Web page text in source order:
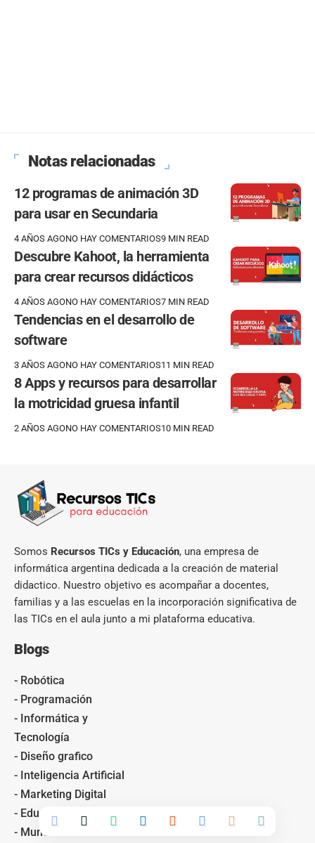
Notas relacionadas
12 programas de animación 3D
para usar en Secundaria
4 AÑOS AGONO HAY COMENTARIOS9 MIN READ
Descubre Kahoot, la herramienta
para crear recursos didácticos
4 AÑOS AGONO HAY COMENTARIOS7 MIN READ
Tendencias en el desarrollo de
software
3 AÑOS AGONO HAY COMENTARIOS11 MIN READ
8 Apps y recursos para desarrollar
la motricidad gruesa infantil
2 AÑOS AGONO HAY COMENTARIOS10 MIN READ
Somos Recursos TICs y Educación, una empresa de
informática argentina dedicada a la creación de material
didactico. Nuestro objetivo es acompañar a docentes,
familias y a las escuelas en la incorporación significativa de
las TICs en el aula junto a mi plataforma educativa.
Blogs
- Robótica
- Programación
- Informática y
Tecnología
- Diseño grafico
- Inteligencia Artificial
- Marketing Digital
- Educación
- Mundo Gamer